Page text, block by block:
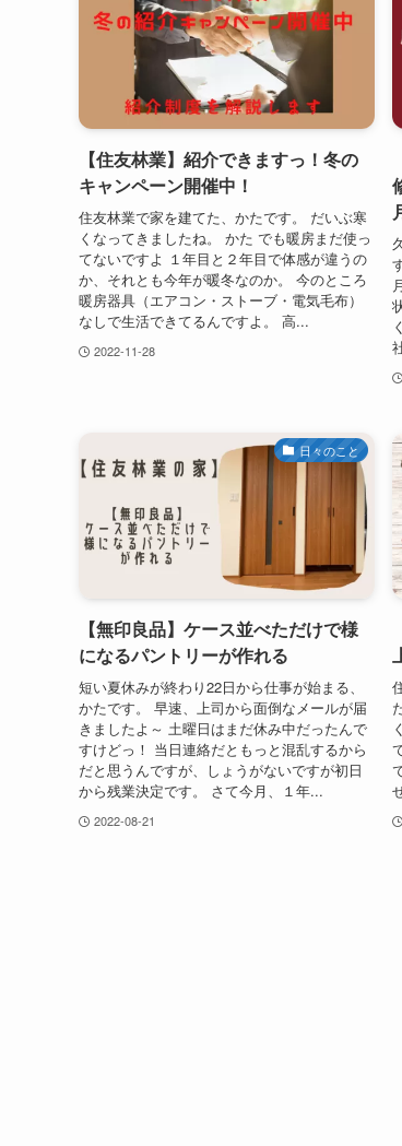
【住友林業】紹介できますっ！冬の
キャンペーン開催中！
住友林業で家を建てた、かたです。 だいぶ寒
くなってきましたね。 かた でも暖房まだ使っ
てないですよ １年目と２年目で体感が違うの
か、それとも今年が暖冬なのか。 今のところ
暖房器具（エアコン・ストーブ・電気毛布）
なしで生活できてるんですよ。 高...
2022-11-28
日々のこと
【無印良品】ケース並べただけで様
になるパントリーが作れる
短い夏休みが終わり22日から仕事が始まる、
かたです。 早速、上司から面倒なメールが届
きましたよ～ 土曜日はまだ休み中だったんで
すけどっ！ 当日連絡だともっと混乱するから
だと思うんですが、しょうがないですが初日
から残業決定です。 さて今月、１年...
2022-08-21